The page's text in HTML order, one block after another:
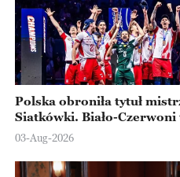
Polska obroniła tytuł
Siatkówki. Biało-
Ningbo
03-Aug-2026